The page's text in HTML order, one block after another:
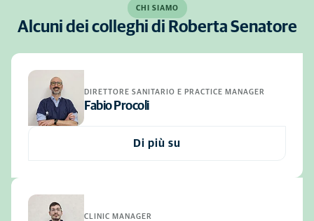
CHI SIAMO
Alcuni dei colleghi di Roberta Senatore
DIRETTORE SANITARIO E PRACTICE MANAGER
Fabio Procoli
Di più su
CLINIC MANAGER